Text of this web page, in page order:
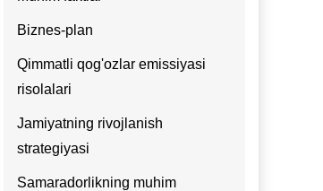
Biznes-plan
Qimmatli qog'ozlar emissiyasi
risolalari
Jamiyatning rivojlanish
strategiyasi
Samaradorlikning muhim